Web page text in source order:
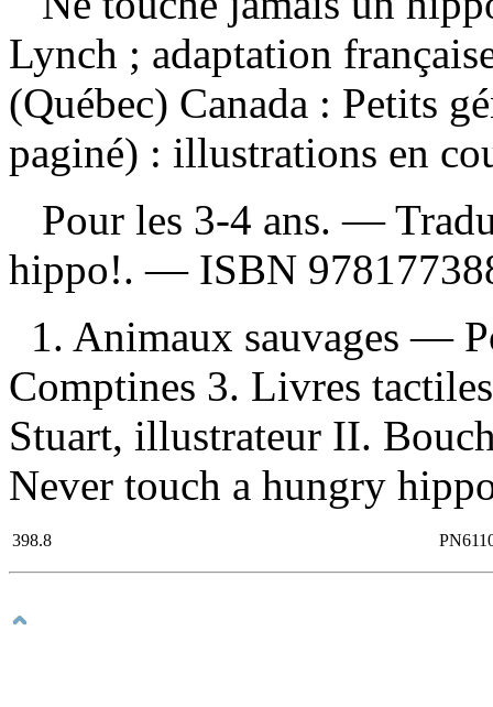
Lynch ; adaptation
(Québec) Canada : Petits
paginé) : illustrations en
Pour les 3-4 ans. —
hippo!. — ISBN
1. Animaux sauvages —
Comptines 3. Livres
Stuart, illustrateur II.
Never touch a hungry
398.8